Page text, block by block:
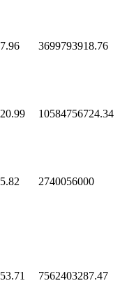
7.96 3699793918.76
20.99 10584756724.34
5.82 2740056000
53.71 7562403287.47